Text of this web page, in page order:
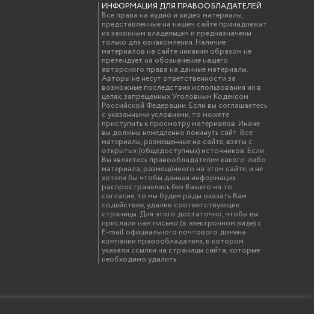
ИНФОРМАЦИЯ ДЛЯ ПРАВООБЛАДАТЕЛЕЙ
Все права на аудио и видео материалы,
представленные на нашем сайте принадлежат
их законным владельцам и предназначены
только для ознакомления. Наличие
материалов на сайте никаким образом не
претендует на обозначение нашего
авторского права на данные материалы.
Авторы не несут ответственности за
возможные последствия использования их в
целях, запрещенных Уголовным Кодексом
Российской Федерации. Если вы соглашаетесь
с указанными условиями, то можете
приступить к просмотру материалов. Иначе
вы должны немедленно покинуть сайт. Все
материалы, размещенные на сайте, взяты с
открытых (общедоступных) источников. Если
Вы являетесь правообладателем какого-либо
материала, размещённого на этом сайте, и не
хотели бы чтобы данная информация
распространялась без Вашего на то
согласия, то мы будем рады оказать Вам
содействие, удалив соответствующие
страницы. Для этого достаточно, чтобы вы
прислали нам письмо (в электронном виде) с
E-mail официального почтового домена
компании правообладателя, в котором
указали ссылки на страницы сайта, которые
необходимо удалить.